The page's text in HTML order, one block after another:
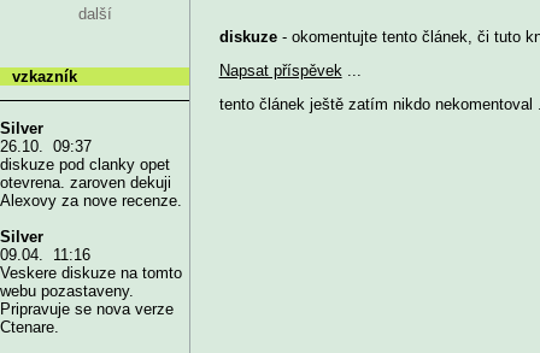
diskuze- okomentujte tento článek, či tuto
Napsat příspěvek...
tento článek ještě zatím nikdo nekomentoval
další
vzkazník
Silver
26.10. 09:37
diskuze pod clanky opet
otevrena. zaroven dekuji
Alexovy za nove recenze.
Silver
09.04. 11:16
Veskere diskuze na tomto
webu pozastaveny.
Pripravuje se nova verze
Ctenare.